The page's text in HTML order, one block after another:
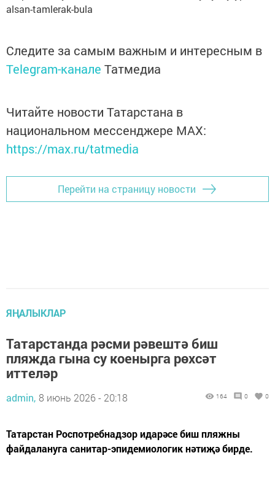
alsan-tamlerak-bula
Следите за самым важным и интересным в
Telegram-канале Татмедиа
Читайте новости Татарстана в
национальном мессенджере MАХ:
https://max.ru/tatmedia
Перейти на страницу новости
ЯҢАЛЫКЛАР
Татарстанда рәсми рәвештә биш
пляжда гына су коенырга рөхсәт
иттеләр
admin, 8 июнь 2026 - 20:18 164 0 0
Татарстан Роспотребнадзор идарәсе биш пляжны
файдалануга санитар-эпидемиологик нәтиҗә бирде.